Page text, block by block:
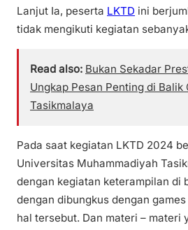
Lanjut Ia, peserta LKTD ini
tidak mengikuti kegiatan
Read also: Bukan Sekadar
Ungkap Pesan Penting di Balik
Tasikmalaya
Pada saat kegiatan LKTD 2024
Universitas Muhammadiyah
dengan kegiatan keterampilan di
dengan dibungkus dengan
hal tersebut. Dan materi – materi